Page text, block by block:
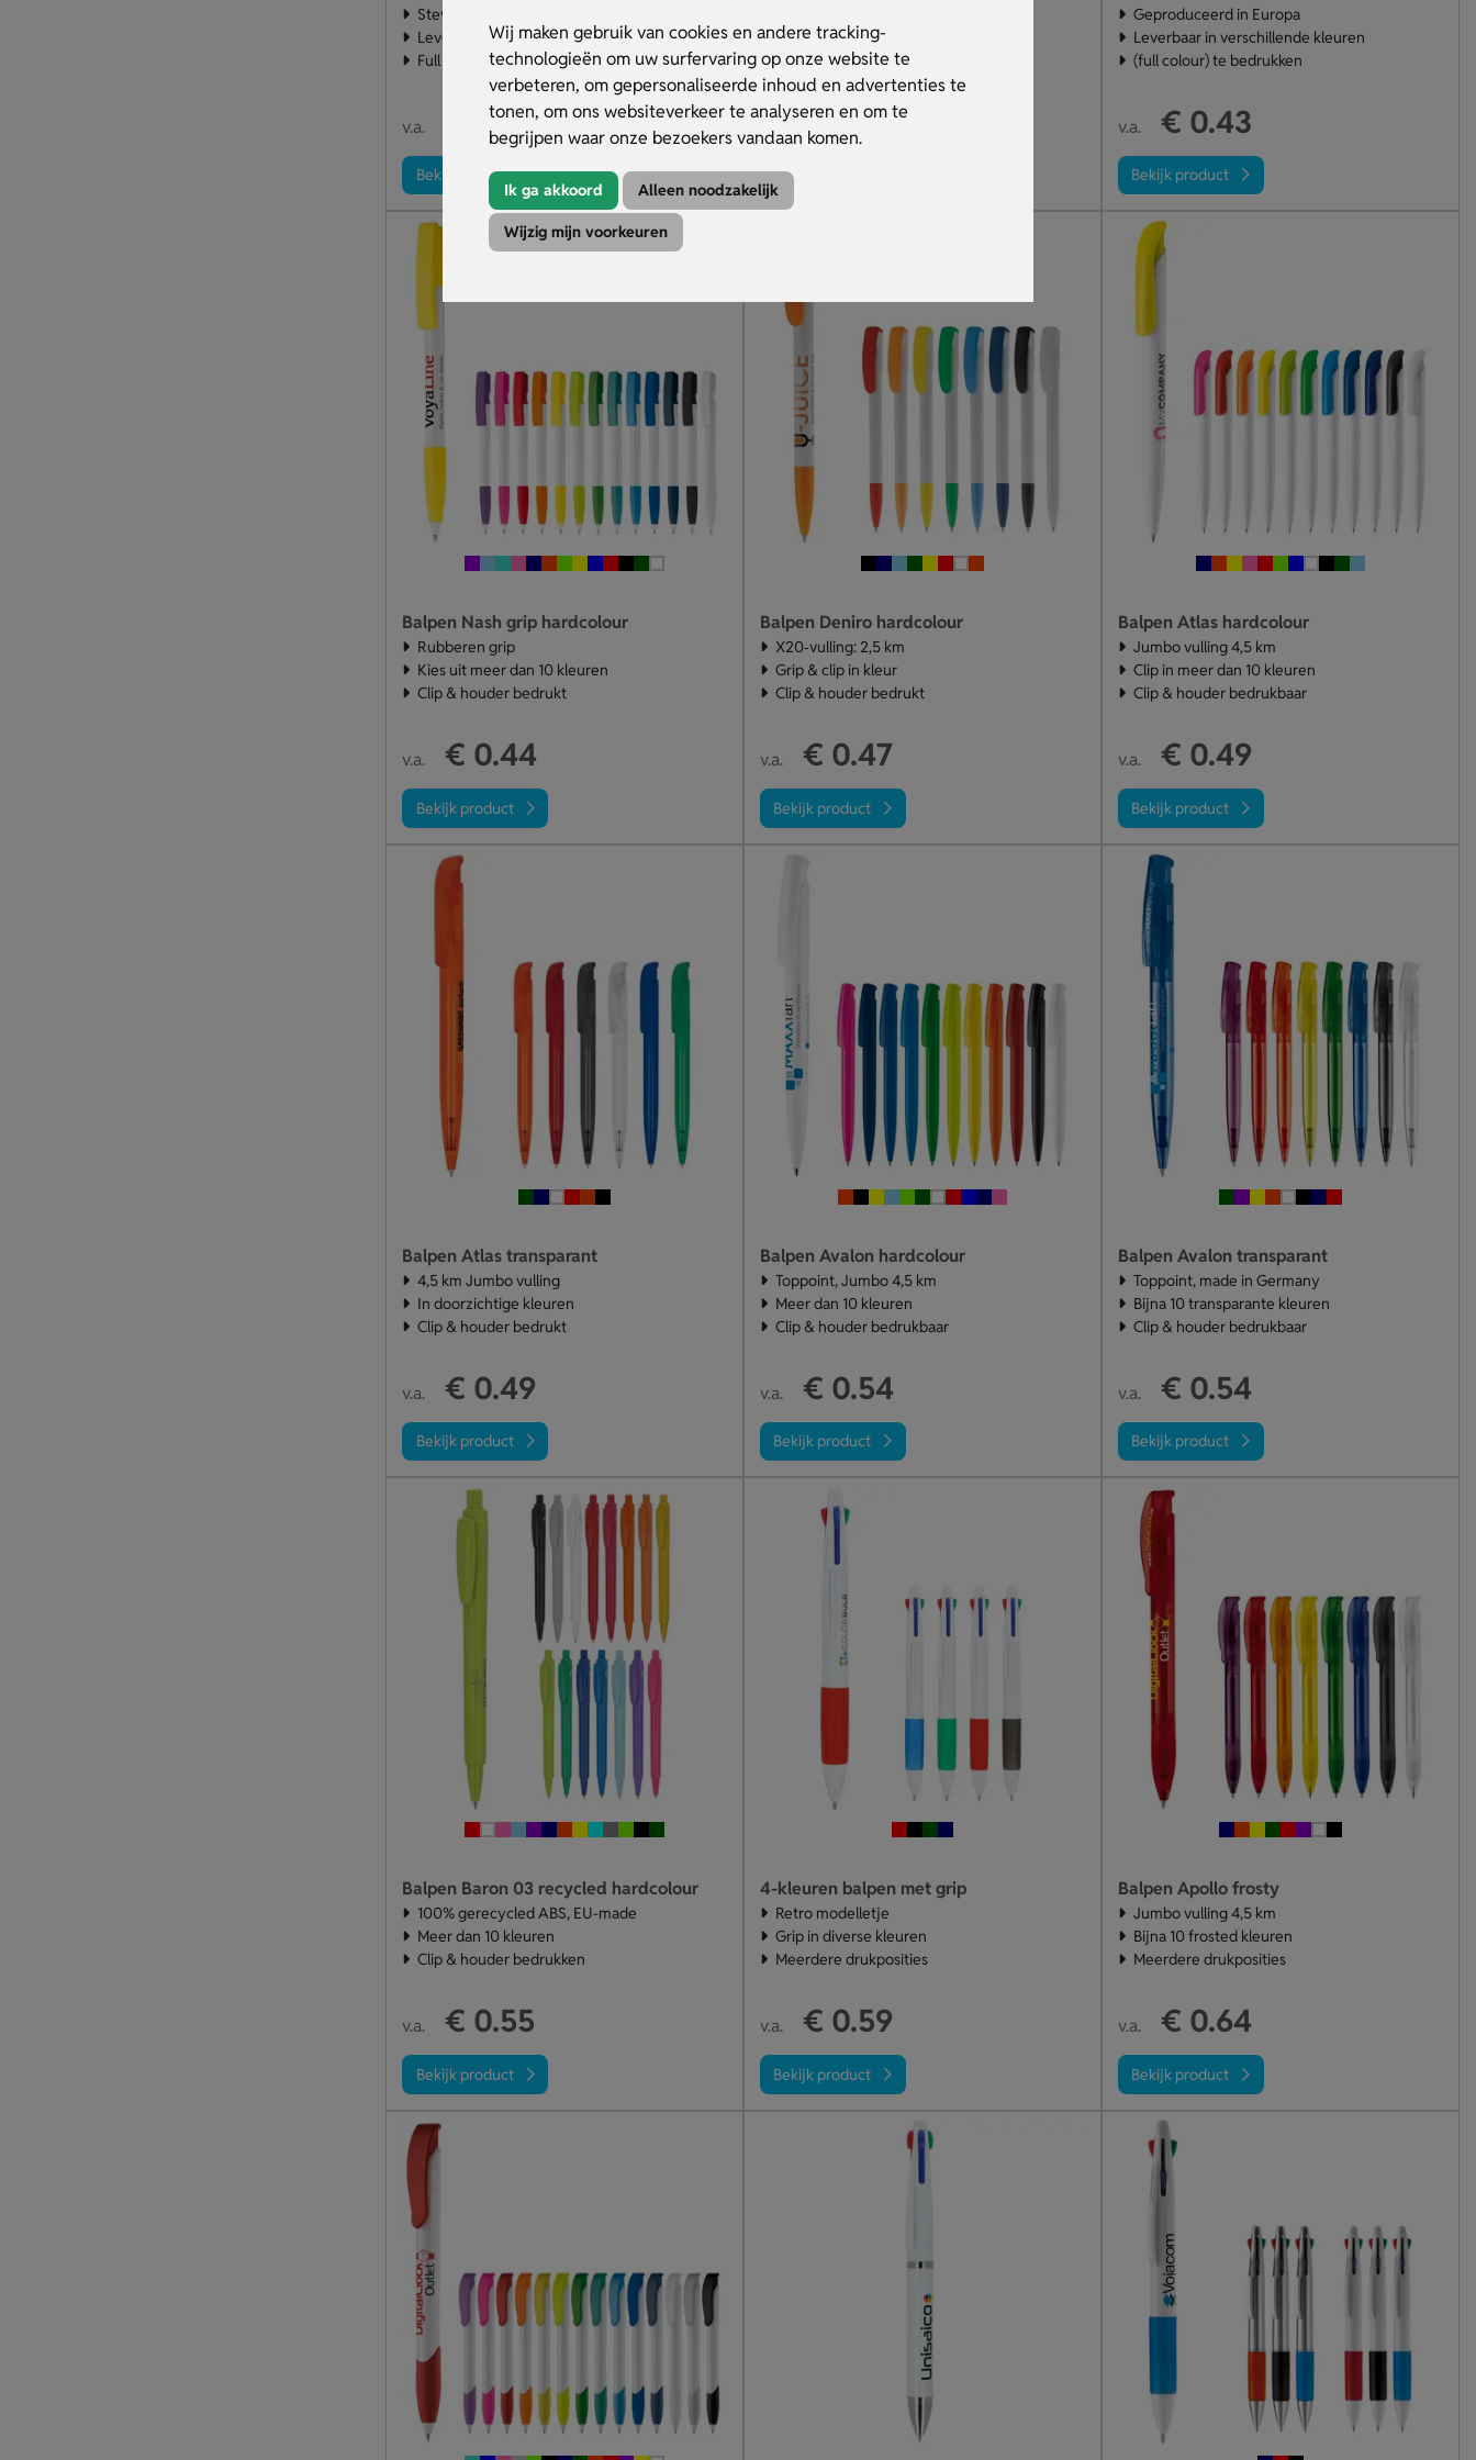
Wij maken gebruik van cookies en andere tracking-
technologieën om uw surfervaring op onze website te
verbeteren, om gepersonaliseerde inhoud en advertenties te
tonen, om ons websiteverkeer te analyseren en om te
begrijpen waar onze bezoekers vandaan komen.
Ik ga akkoord Alleen noodzakelijk
Wijzig mijn voorkeuren
Stevige kwaliteit
Leverbaar in diverse kleurencombinaties
Full colour te drukken
v.a. € 0.43
Bekijk product
Witte houder + kleuraccent
Clip & houder bedrukbaar
v.a. € 0.43
Bekijk product
Geproduceerd in Europa
Leverbaar in verschillende kleuren
(full colour) te bedrukken
v.a. € 0.43
Bekijk product
Balpen Nash grip hardcolour
Rubberen grip
Kies uit meer dan 10 kleuren
Clip & houder bedrukt
v.a. € 0.44
Bekijk product
Balpen Deniro hardcolour
X20‑vulling: 2,5 km
Grip & clip in kleur
Clip & houder bedrukt
v.a. € 0.47
Bekijk product
Balpen Atlas hardcolour
Jumbo vulling 4,5 km
Clip in meer dan 10 kleuren
Clip & houder bedrukbaar
v.a. € 0.49
Bekijk product
Balpen Atlas transparant
4,5 km Jumbo vulling
In doorzichtige kleuren
Clip & houder bedrukt
v.a. € 0.49
Bekijk product
Balpen Avalon hardcolour
Toppoint, Jumbo 4,5 km
Meer dan 10 kleuren
Clip & houder bedrukbaar
v.a. € 0.54
Bekijk product
Balpen Avalon transparant
Toppoint, made in Germany
Bijna 10 transparante kleuren
Clip & houder bedrukbaar
v.a. € 0.54
Bekijk product
Balpen Baron 03 recycled hardcolour
100% gerecycled ABS, EU-made
Meer dan 10 kleuren
Clip & houder bedrukken
v.a. € 0.55
Bekijk product
4-kleuren balpen met grip
Retro modelletje
Grip in diverse kleuren
Meerdere drukposities
v.a. € 0.59
Bekijk product
Balpen Apollo frosty
Jumbo vulling 4,5 km
Bijna 10 frosted kleuren
Meerdere drukposities
v.a. € 0.64
Bekijk product